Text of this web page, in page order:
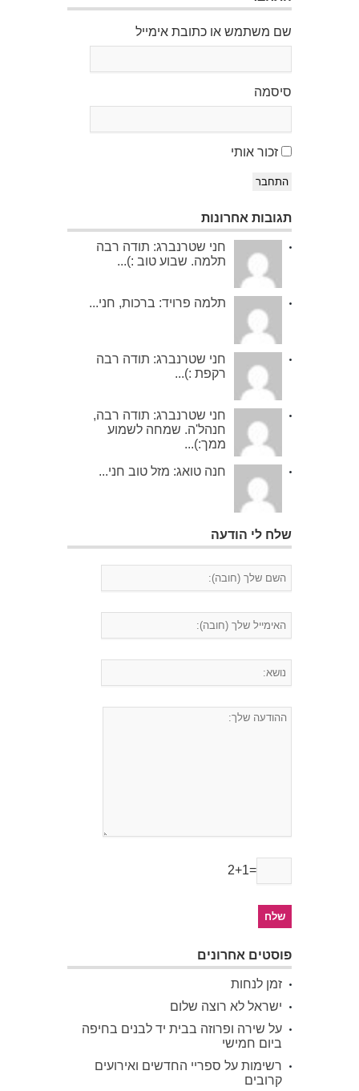
שם משתמש או כתובת אימייל
סיסמה
זכור אותי
התחבר
תגובות אחרונות
חני שטרנברג: תודה רבה
תלמה. שבוע טוב :)...
תלמה פרויד: ברכות, חני...
חני שטרנברג: תודה רבה
רקפת :)...
חני שטרנברג: תודה רבה,
חנהל'ה. שמחה לשמוע
ממך:)...
חנה טואג: מזל טוב חני...
שלח לי הודעה
2+1=
פוסטים אחרונים
זמן לנחות
ישראל לא רוצה שלום
על שירה ופרוזה בבית יד לבנים בחיפה
ביום חמישי
רשימות על ספריי החדשים ואירועים
קרובים